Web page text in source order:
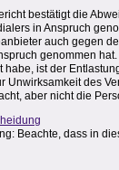
bestätigt die
in Anspruch
auch gegen
genommen
habe, ist der
Unwirksamkeit des
aber nicht die
Beachte, dass in